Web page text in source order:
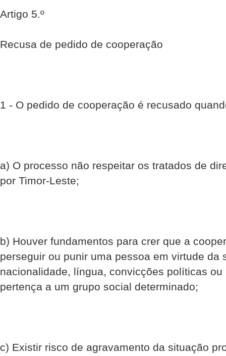
Artigo 5.º
Recusa de pedido de cooperação
1 - O pedido de cooperação é recusado
a) O processo não respeitar os tratados de
por Timor-Leste;
b) Houver fundamentos para crer que a
perseguir ou punir uma pessoa em virtude da
nacionalidade, língua, convicções políticas
pertença a um grupo social determinado;
c) Existir risco de agravamento da situação